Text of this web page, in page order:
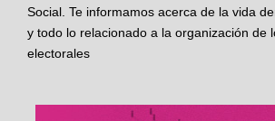
Social. Te informamos acerca de la vida
y todo lo relacionado a la organización de
electorales